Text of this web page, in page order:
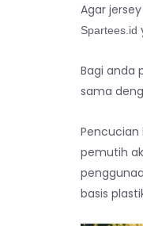
Agar
Spartees.id
Bagi anda
sama
Pencucian
pemutih
basis